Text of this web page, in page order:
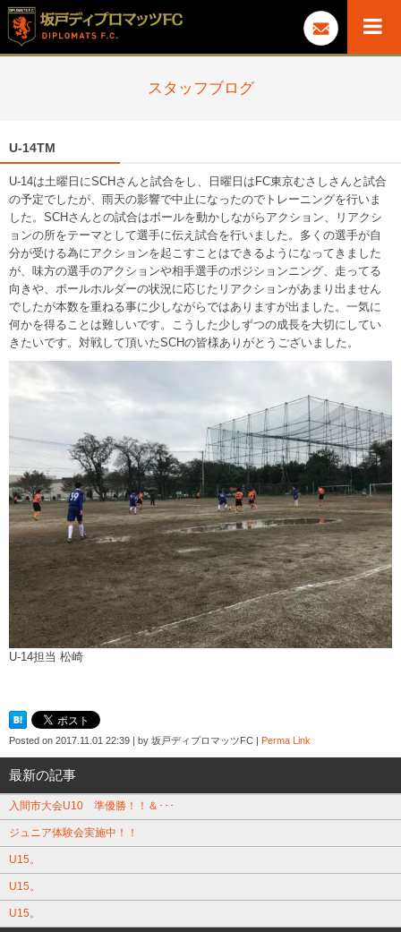
スタッフブログ
U-14TM
U-14は土曜日にSCHさんと試合をし、日曜日はFC東京むさしさんと試合
の予定でしたが、雨天の影響で中止になったのでトレーニングを行いま
した。SCHさんとの試合はボールを動かしながらアクション、リアクシ
ョンの所をテーマとして選手に伝え試合を行いました。多くの選手が自
分が受ける為にアクションを起こすことはできるようになってきました
が、味方の選手のアクションや相手選手のポジションニング、走ってる
向きや、ボールホルダーの状況に応じたリアクションがあまり出ません
でしたが本数を重ねる事に少しながらではありますが出ました。一気に
何かを得ることは難しいです。こうした少しずつの成長を大切にしてい
きたいです。対戦して頂いたSCHの皆様ありがとうございました。
U-14担当 松崎
Posted on 2017.11.01 22:39 | by 坂戸ディプロマッツFC | Perma Link
最新の記事
入間市大会U10 準優勝！！＆･･･
ジュニア体験会実施中！！
U15。
U15。
U15。